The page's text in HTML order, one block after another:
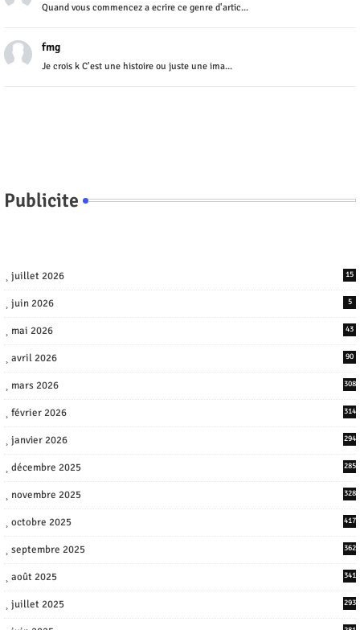
Quand vous commencez a ecrire ce genre d'artic...
fmg
Je crois k C'est une histoire ou juste une ima...
Publicite
juillet 2026 15
juin 2026 5
mai 2026 43
avril 2026 90
mars 2026 308
février 2026 314
janvier 2026 294
décembre 2025 285
novembre 2025 328
octobre 2025 417
septembre 2025 362
août 2025 341
juillet 2025 293